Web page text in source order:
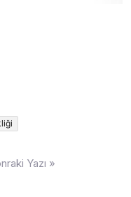
Yazı »